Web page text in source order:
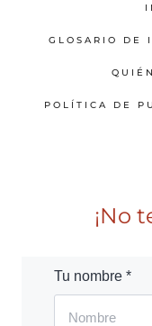
GLOSARIO DE
POLÍTICA DE
¡No
Tu nombre *